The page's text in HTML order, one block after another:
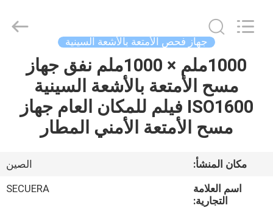
مسكن
منتجات
معلومات
جهاز فحص الأمتعة بالأشعة السينية
1000ملم × 1000ملم نفق جهاز
مسح الأمتعة بالأشعة السينية
ISO1600 فيلم للمكان العام جهاز
مسح الأمتعة الأمني المطار
مكان المنشأ:
الصين
اسم العلامة
التجارية:
SECUERA